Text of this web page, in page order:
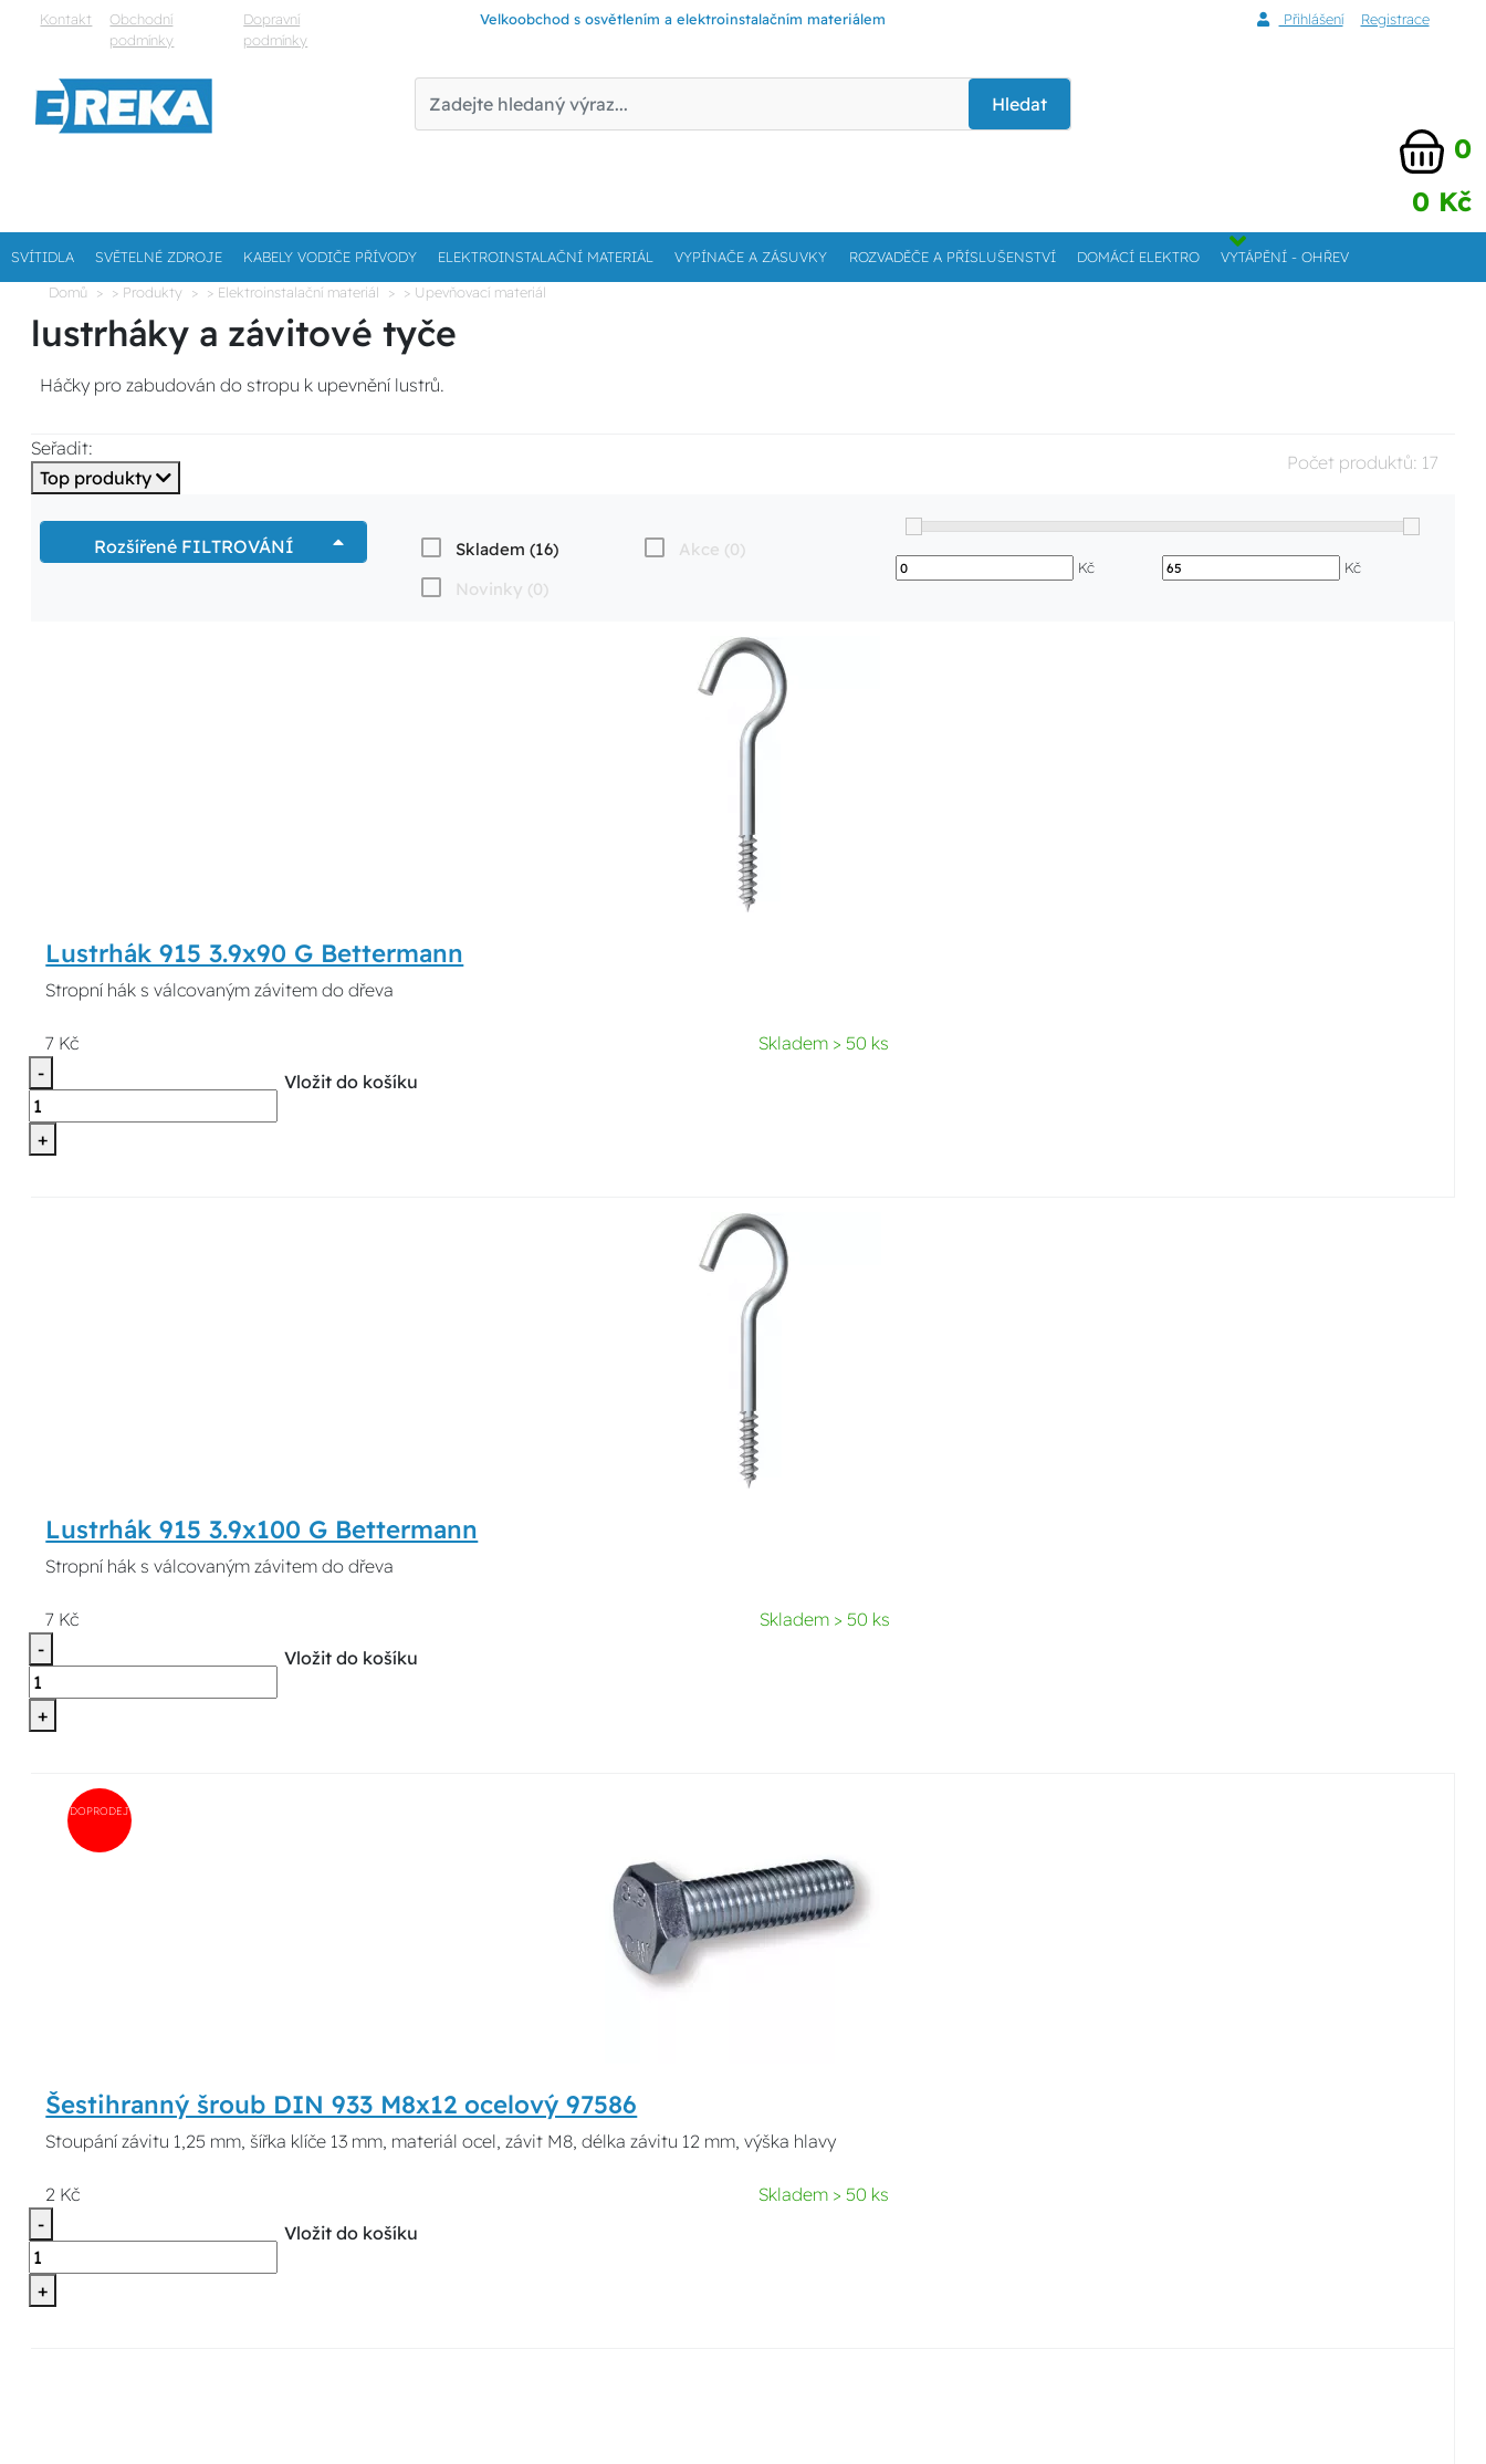
Kontakt
Obchodní
podmínky
Dopravní
podmínky
Velkoobchod s osvětlením a elektroinstalačním materiálem Přihlášení Registrace
Hledat
0
0 Kč
SVÍTIDLA SVĚTELNÉ ZDROJE KABELY VODIČE PŘÍVODY ELEKTROINSTALAČNÍ MATERIÁL VYPÍNAČE A ZÁSUVKY ROZVADĚČE A PŘÍSLUŠENSTVÍ DOMÁCÍ ELEKTRO VYTÁPĚNÍ - OHŘEV
Domů > Produkty > Elektroinstalační materiál > Upevňovací materiál
lustrháky a závitové tyče
Háčky pro zabudován do stropu k upevnění lustrů.
Seřadit:
Top produkty
Počet produktů: 17
Rozšířené FILTROVÁNÍ Skladem (16)
Akce (0)
Novinky (0)
Kč Kč
Lustrhák 915 3.9x90 G Bettermann
Stropní hák s válcovaným závitem do dřeva
7 Kč
Skladem > 50 ks
-
+
Vložit do košíku
Lustrhák 915 3.9x100 G Bettermann
Stropní hák s válcovaným závitem do dřeva
7 Kč
Skladem > 50 ks
-
+
Vložit do košíku
DOPRODEJ
Šestihranný šroub DIN 933 M8x12 ocelový 97586
Stoupání závitu 1,25 mm, šířka klíče 13 mm, materiál ocel, závit M8, délka závitu 12 mm, výška hlavy
2 Kč
Skladem > 50 ks
-
+
Vložit do košíku